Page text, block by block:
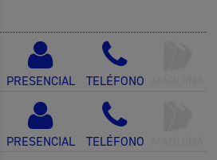
PRESENCIAL TELÉFONO
PRESENCIAL TELÉFONO